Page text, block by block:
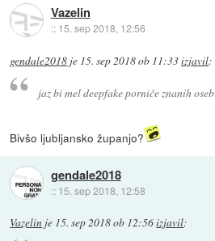
Vazelin
:: 15. sep 2018, 12:56
gendale2018 je 15. sep 2018 ob 11:33izjavil:
jaz bi mel deepfake porniče znanih oseb
Bivšo ljubljansko županjo?
gendale2018
:: 15. sep 2018, 12:58
Vazelin je 15. sep 2018 ob 12:56izjavil: